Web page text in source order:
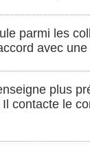
parmi les
avec
plus
Il contacte le